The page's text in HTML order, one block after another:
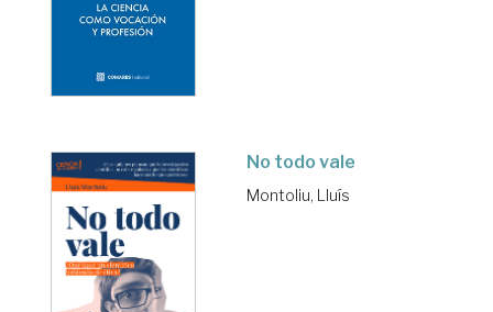
No todo vale
Montoliu, Lluís